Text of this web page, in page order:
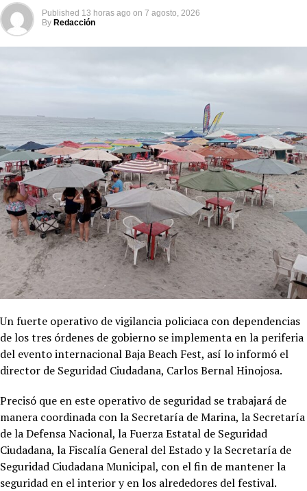
Published 13 horas ago on 7 agosto, 2026
By Redacción
Un fuerte operativo de vigilancia policiaca con dependencias
de los tres órdenes de gobierno se implementa en la periferia
del evento internacional Baja Beach Fest, así lo informó el
director de Seguridad Ciudadana, Carlos Bernal Hinojosa.
Precisó que en este operativo de seguridad se trabajará de
manera coordinada con la Secretaría de Marina, la Secretaría
de la Defensa Nacional, la Fuerza Estatal de Seguridad
Ciudadana, la Fiscalía General del Estado y la Secretaría de
Seguridad Ciudadana Municipal, con el fin de mantener la
seguridad en el interior y en los alrededores del festival.